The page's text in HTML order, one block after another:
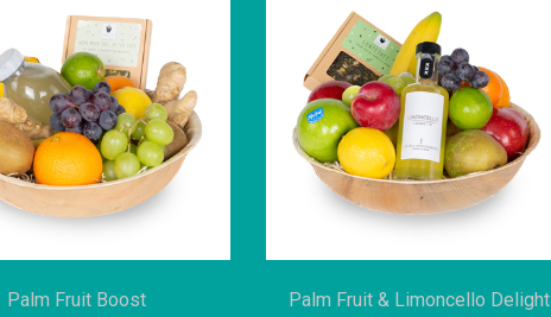
Palm Fruit Boost Palm Fruit & Limoncello Delight